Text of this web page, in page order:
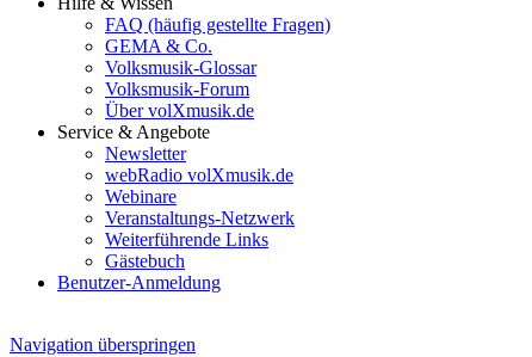
FAQ (häufig gestellte Fragen)
GEMA & Co.
Volksmusik-Glossar
Volksmusik-Forum
Über volXmusik.de
Service & Angebote
Newsletter
webRadio volXmusik.de
Webinare
Veranstaltungs-Netzwerk
Weiterführende Links
Gästebuch
Benutzer-Anmeldung
Navigation überspringen